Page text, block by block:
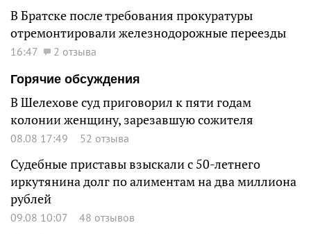
В Братске после требования прокуратуры
отремонтировали железнодорожные переезды
16:47
2 отзыва
Горячие обсуждения
В Шелехове суд приговорил к пяти годам
колонии женщину, зарезавшую сожителя
08.08 17:49 52 отзыва
Судебные приставы взыскали с 50-летнего
иркутянина долг по алиментам на два миллиона
рублей
09.08 10:07 48 отзывов